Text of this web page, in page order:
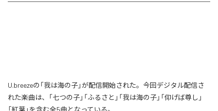
U.breezeの「我は海の子」が配信開始された。今回デジタル配信さ
れた楽曲は、「七つの子」「ふるさと」「我は海の子」「仰げば尊し」
「紅葉」を含む全5曲となっている。